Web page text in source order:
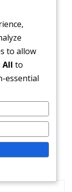
– Der
to allow
All to
essential